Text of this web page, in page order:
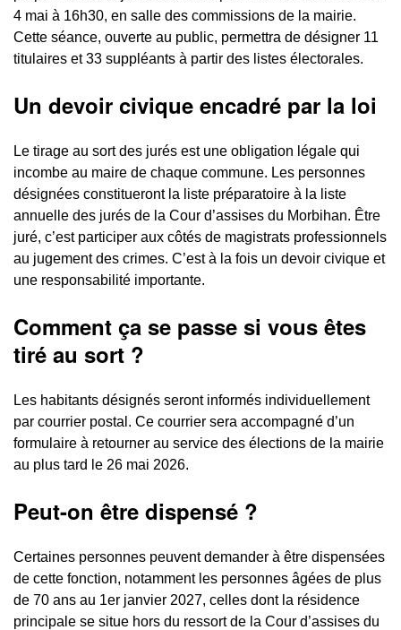
4 mai à 16h30, en salle des commissions de la mairie.
Cette séance, ouverte au public, permettra de désigner 11
titulaires et 33 suppléants à partir des listes électorales.
Un devoir civique encadré par la loi
Le tirage au sort des jurés est une obligation légale qui
incombe au maire de chaque commune. Les personnes
désignées constitueront la liste préparatoire à la liste
annuelle des jurés de la Cour d’assises du Morbihan. Être
juré, c’est participer aux côtés de magistrats professionnels
au jugement des crimes. C’est à la fois un devoir civique et
une responsabilité importante.
Comment ça se passe si vous êtes
tiré au sort ?
Les habitants désignés seront informés individuellement
par courrier postal. Ce courrier sera accompagné d’un
formulaire à retourner au service des élections de la mairie
au plus tard le 26 mai 2026.
Peut-on être dispensé ?
Certaines personnes peuvent demander à être dispensées
de cette fonction, notamment les personnes âgées de plus
de 70 ans au 1er janvier 2027, celles dont la résidence
principale se situe hors du ressort de la Cour d’assises du